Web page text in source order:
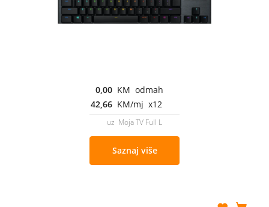
0,00 KM odmah
42,66 KM/mj x12
uz Moja TV Full L
Saznaj više